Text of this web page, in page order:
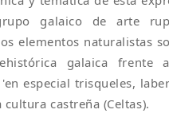
galaico de arte
elementos naturalistas
galaica frente
especial trisqueles,
castreña (Celtas).